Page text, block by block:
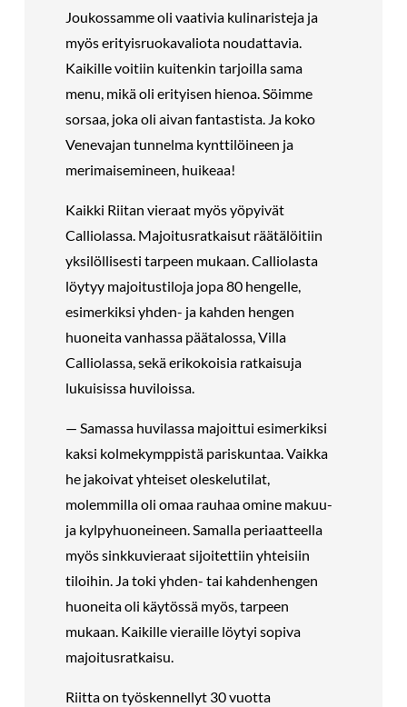
Joukossamme oli vaativia kulinaristeja ja
myös erityisruokavaliota noudattavia.
Kaikille voitiin kuitenkin tarjoilla sama
menu, mikä oli erityisen hienoa. Söimme
sorsaa, joka oli aivan fantastista. Ja koko
Venevajan tunnelma kynttilöineen ja
merimaisemineen, huikeaa!
Kaikki Riitan vieraat myös yöpyivät
Calliolassa. Majoitusratkaisut räätälöitiin
yksilöllisesti tarpeen mukaan. Calliolasta
löytyy majoitustiloja jopa 80 hengelle,
esimerkiksi yhden- ja kahden hengen
huoneita vanhassa päätalossa, Villa
Calliolassa, sekä erikokoisia ratkaisuja
lukuisissa huviloissa.
— Samassa huvilassa majoittui esimerkiksi
kaksi kolmekymppistä pariskuntaa. Vaikka
he jakoivat yhteiset oleskelutilat,
molemmilla oli omaa rauhaa omine makuu-
ja kylpyhuoneineen. Samalla periaatteella
myös sinkkuvieraat sijoitettiin yhteisiin
tiloihin. Ja toki yhden- tai kahdenhengen
huoneita oli käytössä myös, tarpeen
mukaan. Kaikille vieraille löytyi sopiva
majoitusratkaisu.
Riitta on työskennellyt 30 vuotta